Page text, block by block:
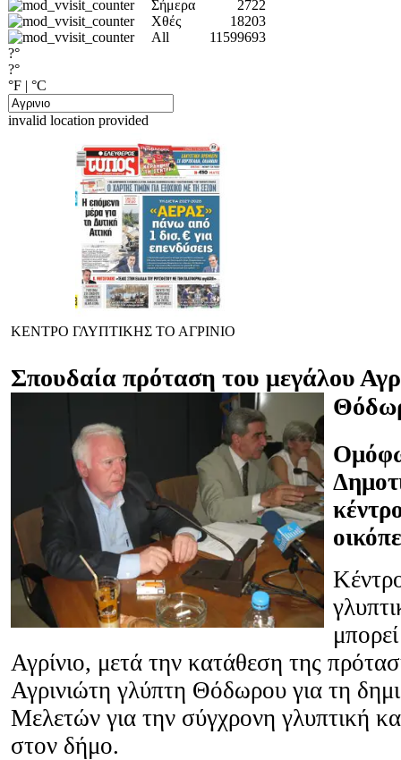
Σήμερα
2722
Χθές
18203
All
11599693
?°
?°
°F | °C
invalid location provided
ΚΕΝΤΡΟ ΓΛΥΠΤΙΚΗΣ ΤΟ ΑΓΡΙΝΙΟ
Σπουδαία πρόταση του μεγάλου
Αγρίνιο, μετά την κατάθεση της
Αγρινιώτη γλύπτη Θόδωρου για τη
Μελετών για την σύγχρονη γλυπτική
στον δήμο.